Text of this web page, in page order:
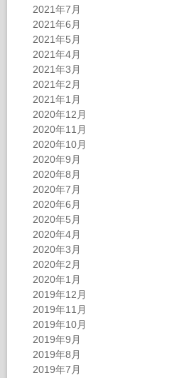
2021年7月
2021年6月
2021年5月
2021年4月
2021年3月
2021年2月
2021年1月
2020年12月
2020年11月
2020年10月
2020年9月
2020年8月
2020年7月
2020年6月
2020年5月
2020年4月
2020年3月
2020年2月
2020年1月
2019年12月
2019年11月
2019年10月
2019年9月
2019年8月
2019年7月